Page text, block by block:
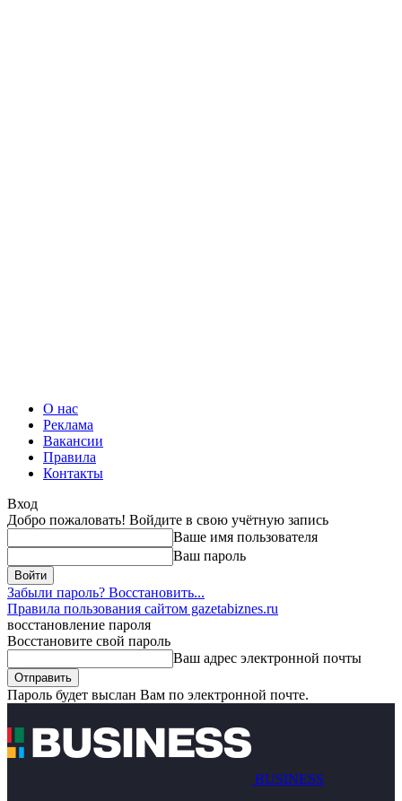
О нас
Реклама
Вакансии
Правила
Контакты
Вход
Добро пожаловать! Войдите в свою учётную запись
Ваше имя пользователя
Ваш пароль
Забыли пароль? Восстановить...
Правила пользования сайтом gazetabiznes.ru
восстановление пароля
Восстановите свой пароль
Ваш адрес электронной почты
Пароль будет выслан Вам по электронной почте.
BUSINESS